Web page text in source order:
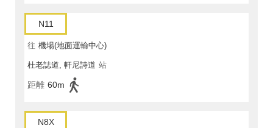
N11
往 機場(地面運輸中心)
杜老誌道, 軒尼詩道 站
距離 60m
N8X